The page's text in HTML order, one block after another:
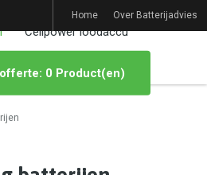
Home Over Batterijadvies
Cellpower loodaccu
0 Product(en)